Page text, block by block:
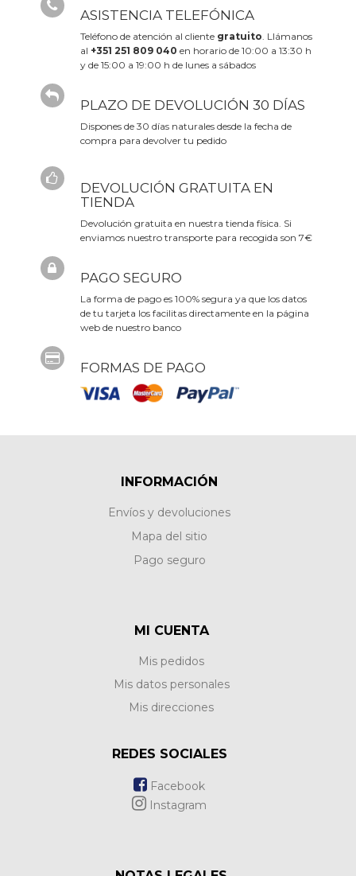
ASISTENCIA TELEFÓNICA
Teléfono de atención al cliente gratuito. Llámanos
al +351 251 809 040 en horario de 10:00 a 13:30 h
y de 15:00 a 19:00 h de lunes a sábados
PLAZO DE DEVOLUCIÓN 30 DÍAS
Dispones de 30 días naturales desde la fecha de
compra para devolver tu pedido
DEVOLUCIÓN GRATUITA EN
TIENDA
Devolución gratuita en nuestra tienda física. Si
enviamos nuestro transporte para recogida son 7€
PAGO SEGURO
La forma de pago es 100% segura ya que los datos
de tu tarjeta los facilitas directamente en la página
web de nuestro banco
FORMAS DE PAGO
INFORMACIÓN
Envíos y devoluciones
Mapa del sitio
Pago seguro
MI CUENTA
Mis pedidos
Mis datos personales
Mis direcciones
REDES SOCIALES
Facebook
Instagram